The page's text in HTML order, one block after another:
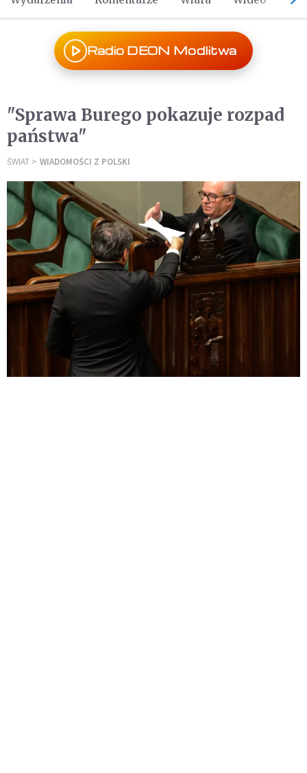
Radio DEON Modlitwa
"Sprawa Burego pokazuje rozpad
państwa"
ŚWIAT WIADOMOŚCI Z POLSKI